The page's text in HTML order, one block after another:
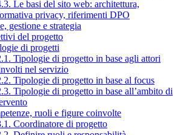
Le basi del sito web: architettura,
privacy, riferimenti DPO
gestione e strategia
del progetto
di progetti
Tipologie di progetto in base agli attori
nel servizio
Tipologie di progetto in base al focus
Tipologie di progetto in base all’ambito di
ruoli e figure coinvolte
Coordinatore di progetto